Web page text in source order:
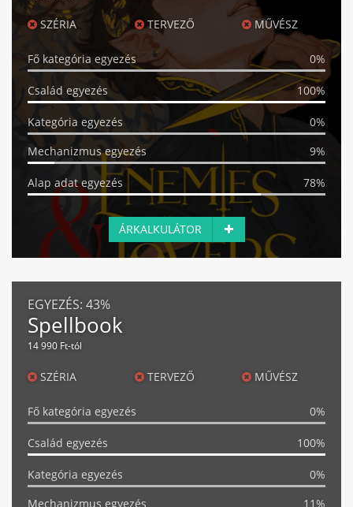
SZÉRIA TERVEZŐ MŰVÉSZ
Fő kategória egyezés 0%
Család egyezés 100%
Kategória egyezés
0%
Mechanizmus egyezés
9%
Alap adat egyezés 78%
ÁRKALKULÁTOR
EGYEZÉS: 43%
Spellbook
14 990 Ft-tól
SZÉRIA TERVEZŐ MŰVÉSZ
Fő kategória egyezés 0%
Család egyezés 100%
Kategória egyezés
0%
Mechanizmus egyezés
11%